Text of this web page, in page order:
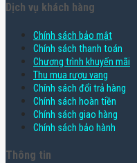
Dịch vụ khách hàng
Chính sách bảo mật
Chính sách thanh toán
Chương trình khuyến mãi
Thu mua rượu vang
Chính sách đổi trả hàng
Chính sách hoàn tiền
Chính sách giao hàng
Chính sách bảo hành
Thông tin